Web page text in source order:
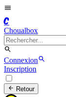
C
Choualbox
Connexion
Inscription
Retour